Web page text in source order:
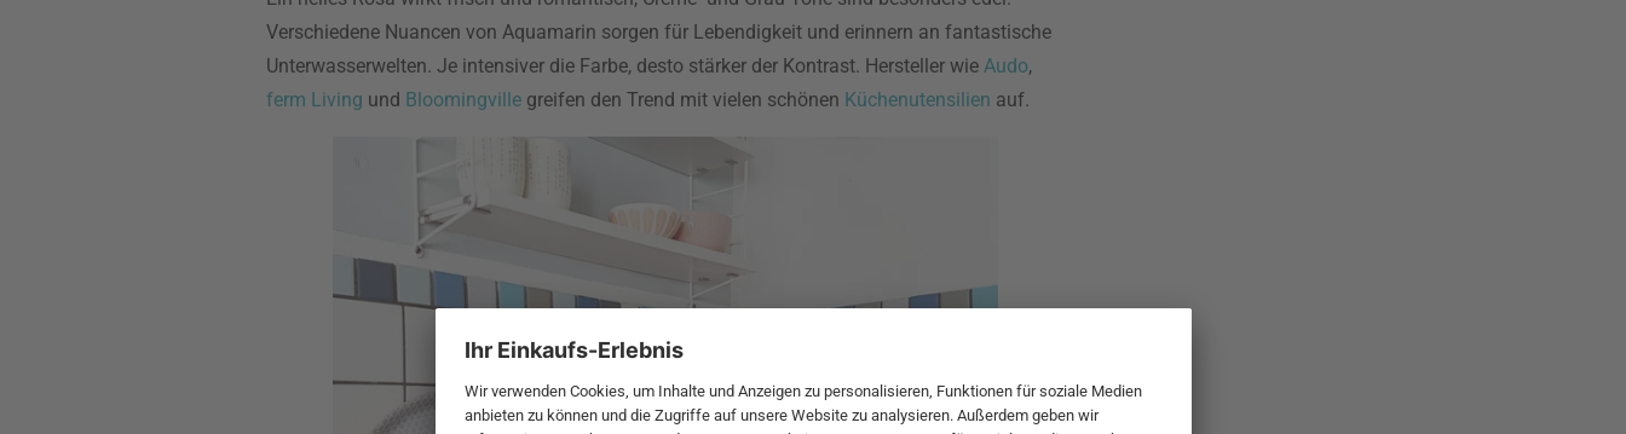
Verschiedene Nuancen von Aquamarin sorgen für Lebendigkeit und erinnern an fantastische
Unterwasserwelten. Je intensiver die Farbe, desto stärker der Kontrast. Hersteller wie Audo,
ferm Living und Bloomingville greifen den Trend mit vielen schönen Küchenutensilien auf.